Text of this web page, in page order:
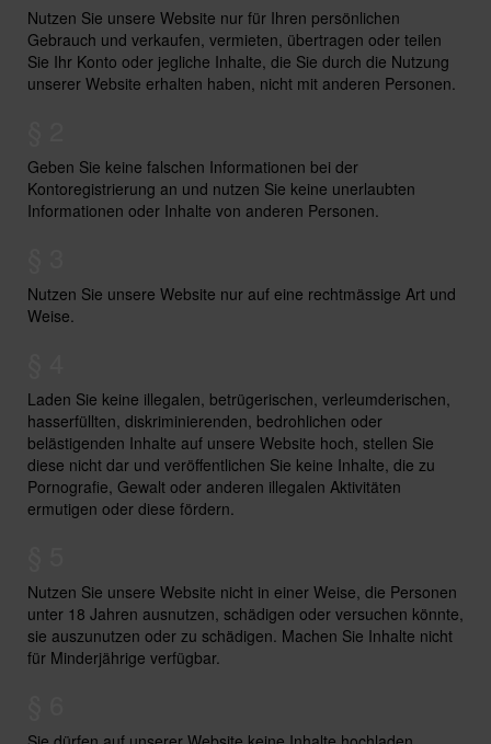
Nutzen Sie unsere Website nur für Ihren persönlichen
Gebrauch und verkaufen, vermieten, übertragen oder teilen
Sie Ihr Konto oder jegliche Inhalte, die Sie durch die Nutzung
unserer Website erhalten haben, nicht mit anderen Personen.
Geben Sie keine falschen Informationen bei der
Kontoregistrierung an und nutzen Sie keine unerlaubten
Informationen oder Inhalte von anderen Personen.
Nutzen Sie unsere Website nur auf eine rechtmässige Art und
Weise.
Laden Sie keine illegalen, betrügerischen, verleumderischen,
hasserfüllten, diskriminierenden, bedrohlichen oder
belästigenden Inhalte auf unsere Website hoch, stellen Sie
diese nicht dar und veröffentlichen Sie keine Inhalte, die zu
Pornografie, Gewalt oder anderen illegalen Aktivitäten
ermutigen oder diese fördern.
Nutzen Sie unsere Website nicht in einer Weise, die Personen
unter 18 Jahren ausnutzen, schädigen oder versuchen könnte,
sie auszunutzen oder zu schädigen. Machen Sie Inhalte nicht
für Minderjährige verfügbar.